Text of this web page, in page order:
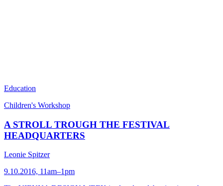
Education
Children's Workshop
A STROLL TROUGH THE FESTIVAL
HEADQUARTERS
Leonie Spitzer
9.10.2016, 11am–1pm